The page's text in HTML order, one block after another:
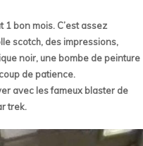
1 bon mois. C’est assez
scotch, des impressions,
noir, une bombe de peinture
de patience.
avec les fameux blaster de
trek.